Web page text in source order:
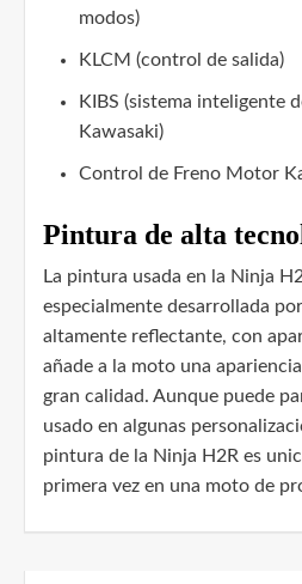
modos)
KLCM (control de salida)
KIBS (sistema inteligente
Kawasaki)
Control de Freno Motor
Pintura de alta
La pintura usada en la Ninja
especialmente desarrollada
altamente reflectante, con
añade a la moto una
gran calidad. Aunque puede
usado en algunas
pintura de la Ninja H2R es
primera vez en una moto de